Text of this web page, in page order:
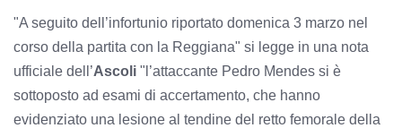
"A seguito dell’infortunio riportato domenica 3 marzo nel
corso della partita con la Reggiana" si legge in una nota
ufficiale dell’Ascoli "l’attaccante Pedro Mendes si è
sottoposto ad esami di accertamento, che hanno
evidenziato una lesione al tendine del retto femorale della